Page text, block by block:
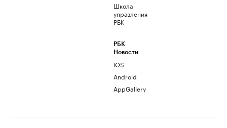
Школа
управления
РБК
РБК
Новости
iOS
Android
AppGallery